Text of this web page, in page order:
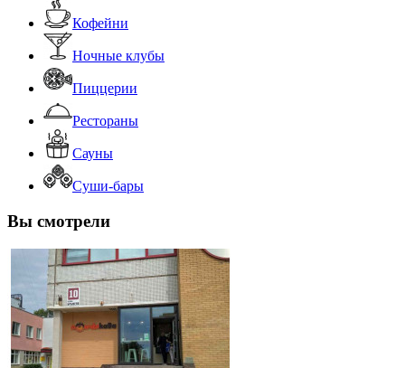
Кофейни
Ночные клубы
Пиццерии
Рестораны
Сауны
Суши-бары
Вы смотрели